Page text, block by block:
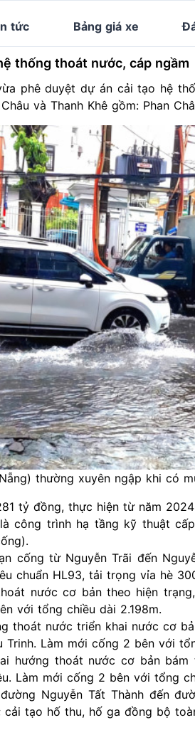
tức Bảng giá xe
thống thoát nước, cáp ngầm
phê duyệt dự án cải tạo hệ
và Thanh Khê gồm: Phan
thường xuyên ngập khi có
tỷ đồng, thực hiện từ năm
công trình hạ tầng kỹ thuật
cống từ Nguyễn Trãi đến
chuẩn HL93, tải trọng vỉa hè
nước cơ bản theo hiện
với tổng chiều dài 2.198m.
thoát nước triển khai nước cơ
Trinh. Làm mới cống 2 bên với
hướng thoát nước cơ bản
Làm mới cống 2 bên với tổng
Nguyễn Tất Thành đến
tạo hố thu, hố ga đồng bộ